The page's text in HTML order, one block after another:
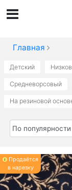
Главная
Детский
Средневорсовый
На резиновой
Продаётся
в нарезку